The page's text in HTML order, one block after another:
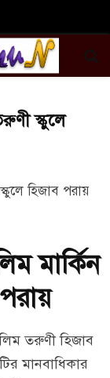
স্কুলে
মার্কিন
তরুণী হিজাব
মানবাধিকার